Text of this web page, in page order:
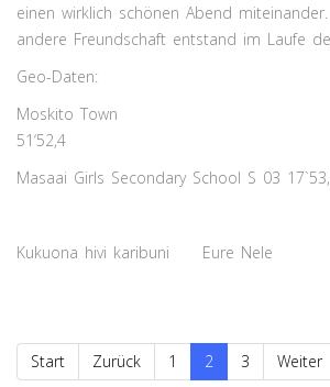
einen wirklich schönen Abend
andere Freundschaft entstand im Laufe
Geo-Daten:
Moskito Town S 03
51‘52,4
Masaai Girls Secondary School S 03
Kukuona hivi karibuni Eure Nele
Start Zurück 1 2 3 Weiter